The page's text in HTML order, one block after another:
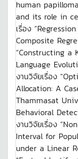
human
and its role in
เรื่อง
Composite
“Constructing a
Language
งานวิจัยเรื่อง
Allocation: A
Thammasat
Behavioral
งานวิจัยเรื่อง
Interval for
under a Linear